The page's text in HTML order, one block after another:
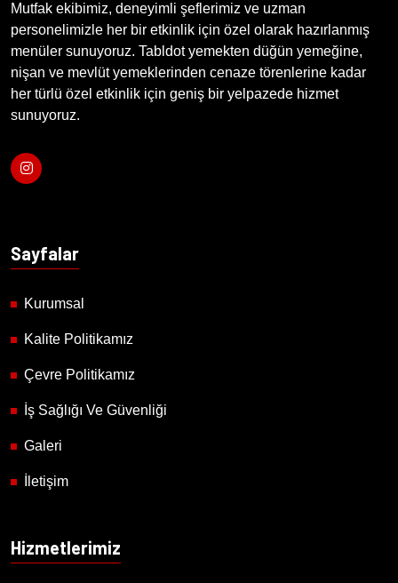
Mutfak ekibimiz, deneyimli şeflerimiz ve uzman
personelimizle her bir etkinlik için özel olarak hazırlanmış
menüler sunuyoruz. Tabldot yemekten düğün yemeğine,
nişan ve mevlüt yemeklerinden cenaze törenlerine kadar
her türlü özel etkinlik için geniş bir yelpazede hizmet
sunuyoruz.
Sayfalar
Kurumsal
Kalite Politikamız
Çevre Politikamız
İş Sağlığı Ve Güvenliği
Galeri
İletişim
Hizmetlerimiz